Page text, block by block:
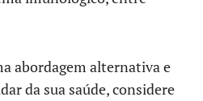
abordagem alternativa e
da sua saúde, considere